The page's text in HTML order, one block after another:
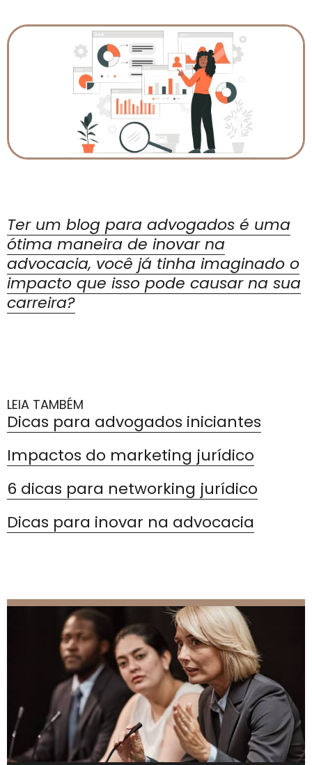
Ter um blog para advogados é uma
ótima maneira de inovar na
advocacia, você já tinha imaginado o
impacto que isso pode causar na sua
carreira?
LEIA TAMBÉM
Dicas para advogados iniciantes
Impactos do marketing jurídico
6 dicas para networking jurídico
Dicas para inovar na advocacia